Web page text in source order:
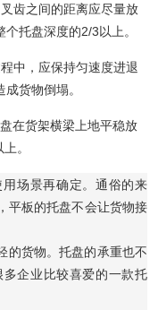
齿之间的距离应尽量放
个托盘深度的2/3 以上。
中，应保持匀速度进退
成货物倒塌。
在货架横梁上地平稳放
上。
场景再确定。通俗的来
平板的托盘不会让货物接
的货物。托盘的承重也不
企业比较喜爱的一款托